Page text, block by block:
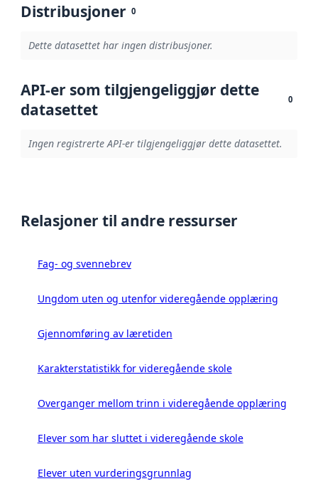
Distribusjoner 0
Dette datasettet har ingen distribusjoner.
API-er som tilgjengeliggjør dette
datasettet
0
Ingen registrerte API-er tilgjengeliggjør dette datasettet.
Relasjoner til andre ressurser
Fag- og svennebrev
Ungdom uten og utenfor videregående opplæring
Gjennomføring av læretiden
Karakterstatistikk for videregående skole
Overganger mellom trinn i videregående opplæring
Elever som har sluttet i videregående skole
Elever uten vurderingsgrunnlag